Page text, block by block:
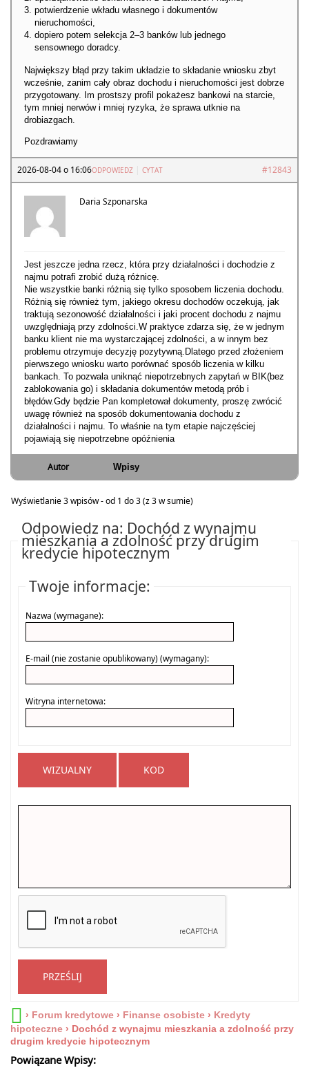
potwierdzenie wkładu własnego i dokumentów
nieruchomości,
dopiero potem selekcja 2–3 banków lub jednego
sensownego doradcy.
Największy błąd przy takim układzie to składanie wniosku zbyt
wcześnie, zanim cały obraz dochodu i nieruchomości jest dobrze
przygotowany. Im prostszy profil pokażesz bankowi na starcie,
tym mniej nerwów i mniej ryzyka, że sprawa utknie na
drobiazgach.
Pozdrawiamy
2026-08-04 o 16:06 #12843
ODPOWIEDZ CYTAT
Daria Szponarska
Jest jeszcze jedna rzecz, która przy działalności i dochodzie z
najmu potrafi zrobić dużą różnicę.
Nie wszystkie banki różnią się tylko sposobem liczenia dochodu.
Różnią się również tym, jakiego okresu dochodów oczekują, jak
traktują sezonowość działalności i jaki procent dochodu z najmu
uwzględniają przy zdolności.W praktyce zdarza się, że w jednym
banku klient nie ma wystarczającej zdolności, a w innym bez
problemu otrzymuje decyzję pozytywną.Dlatego przed złożeniem
pierwszego wniosku warto porównać sposób liczenia w kilku
bankach. To pozwala uniknąć niepotrzebnych zapytań w BIK(bez
zablokowania go) i składania dokumentów metodą prób i
błędów.Gdy będzie Pan kompletował dokumenty, proszę zwrócić
uwagę również na sposób dokumentowania dochodu z
działalności i najmu. To właśnie na tym etapie najczęściej
pojawiają się niepotrzebne opóźnienia
Autor Wpisy
Wyświetlanie 3 wpisów - od 1 do 3 (z 3 w sumie)
Odpowiedz na: Dochód z wynajmu
mieszkania a zdolność przy drugim
kredycie hipotecznym
Twoje informacje:
Nazwa (wymagane):
E-mail (nie zostanie opublikowany) (wymagany):
Witryna internetowa:
WIZUALNY KOD
PRZEŚLIJ
› Forum kredytowe › Finanse osobiste › Kredyty
hipoteczne › Dochód z wynajmu mieszkania a zdolność przy
drugim kredycie hipotecznym
Powiązane Wpisy: